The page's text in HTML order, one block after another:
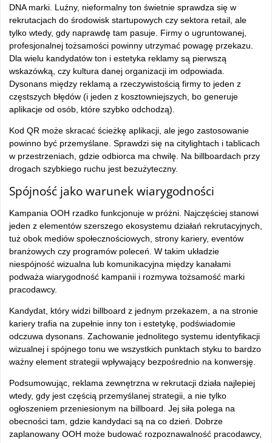
DNA marki. Luźny, nieformalny ton świetnie sprawdza się w
rekrutacjach do środowisk startupowych czy sektora retail, ale
tylko wtedy, gdy naprawdę tam pasuje. Firmy o ugruntowanej,
profesjonalnej tożsamości powinny utrzymać powagę przekazu.
Dla wielu kandydatów ton i estetyka reklamy są pierwszą
wskazówką, czy kultura danej organizacji im odpowiada.
Dysonans między reklamą a rzeczywistością firmy to jeden z
częstszych błędów (i jeden z kosztowniejszych, bo generuje
aplikacje od osób, które szybko odchodzą).
Kod QR może skracać ścieżkę aplikacji, ale jego zastosowanie
powinno być przemyślane. Sprawdzi się na citylightach i tablicach
w przestrzeniach, gdzie odbiorca ma chwilę. Na billboardach przy
drogach szybkiego ruchu jest bezużyteczny.
Spójność jako warunek wiarygodności
Kampania OOH rzadko funkcjonuje w próżni. Najczęściej stanowi
jeden z elementów szerszego ekosystemu działań rekrutacyjnych,
tuż obok mediów społecznościowych, strony kariery, eventów
branżowych czy programów poleceń. W takim układzie
niespójność wizualna lub komunikacyjna między kanałami
podważa wiarygodność kampanii i rozmywa tożsamość marki
pracodawcy.
Kandydat, który widzi billboard z jednym przekazem, a na stronie
kariery trafia na zupełnie inny ton i estetykę, podświadomie
odczuwa dysonans. Zachowanie jednolitego systemu identyfikacji
wizualnej i spójnego tonu we wszystkich punktach styku to bardzo
ważny element strategii wpływający bezpośrednio na konwersję.
Podsumowując, reklama zewnętrzna w rekrutacji działa najlepiej
wtedy, gdy jest częścią przemyślanej strategii, a nie tylko
ogłoszeniem przeniesionym na billboard. Jej siła polega na
obecności tam, gdzie kandydaci są na co dzień. Dobrze
zaplanowany OOH może budować rozpoznawalność pracodawcy,